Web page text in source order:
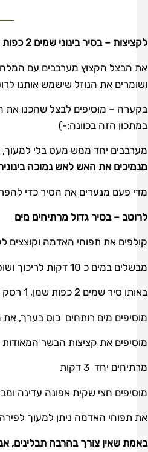
לקציצות – בסיר בינוני שמים 2 כפות שמן 4 כפות מים על אש בינונית.
את הבצל הקצוץ מערבבים עם המלח
ושומרים את הנוזל שישמש אותנו
בקערה – מוסיפים לבצל שהכנו את
במתכון הזה בכוונה:-)
מערבבים יחד ממש מעט בלי למעוך,
מנמיכים את האש לאש נמוכה בינונית
מדי פעם מנערים את הסיר כדי
לרוטב – בסיר גדול מרתיחים מים
קולפים את תפוחי האדמה וקוצצים
מבשלים במים כ 10 דקות לריכוך ושופכים לסינון.
באותו סיר שמים 2 כפות שמן, 1 רסק עגבניות ומאדים מעט.
מוסיפים מים רותחים כוס בערך,
מוסיפים את קציצות הבשר
מרתיחים יחד 3 דקות
מוסיפים חצי שקית אפונה עדינה ומבשלים
את תפוחי האדמה ניתן למעוך
באמת שאין צורך בהרבה תבלינים,